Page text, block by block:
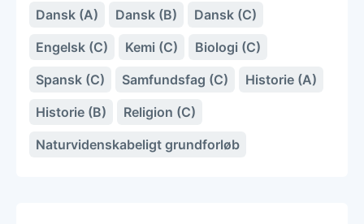
Dansk (A) Dansk (B)
Dansk (C)
Engelsk (C)
Kemi (C)
Biologi (C)
Spansk (C)
Samfundsfag (C)
Historie (A)
Historie (B)
Religion (C)
Naturvidenskabeligt grundforløb